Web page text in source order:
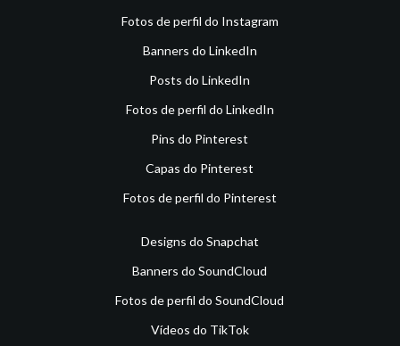
Fotos de perfil do Instagram
Banners do LinkedIn
Posts do LinkedIn
Fotos de perfil do LinkedIn
Pins do Pinterest
Capas do Pinterest
Fotos de perfil do Pinterest
Designs do Snapchat
Banners do SoundCloud
Fotos de perfil do SoundCloud
Vídeos do TikTok